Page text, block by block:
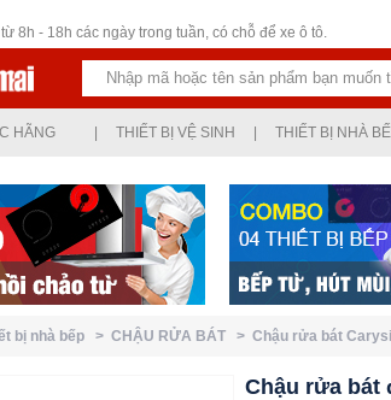
8h - 18h các ngày trong tuần, có chỗ để xe ô tô.
HÃNG THIẾT BỊ VỆ SINH THIẾT BỊ NHÀ
bị nhà bếp > CHẬU RỬA BÁT > Chậu rửa bát
Chậu rửa bát